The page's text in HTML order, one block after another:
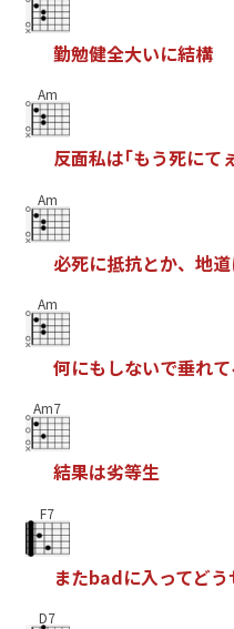
勤勉健全大いに結構
Am
反面私は｢もう死にて
Am
必死に抵抗とか、 地道
Am
何にもしないで垂れて
Am7
結果は劣等生
F7
またbadに入ってどう
D7